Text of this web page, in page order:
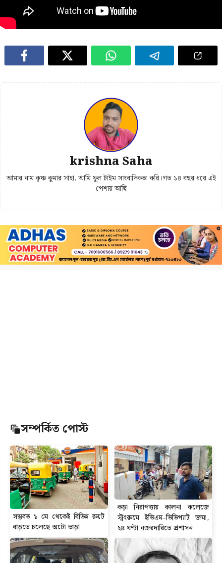
krishna Saha
আমার নাম কৃষ্ণ কুমার সাহা, আমি ফুল টাইম সাংবাদিকতা করি।গত ১৪ বছর ধরে এই
পেশায় আছি
সম্পর্কিত পোস্ট
সম্ভবত ১ মে থেকেই বিভিন্ন রুটে
বাড়তে চলেছে অটো ভাড়া
কড়া নিরাপত্তায় কালনা কলেজে
স্ট্রংরুমে ইভিএম–ভিভিপ্যাট জমা,
২৪ ঘণ্টা নজরদারিতে প্রশাসন